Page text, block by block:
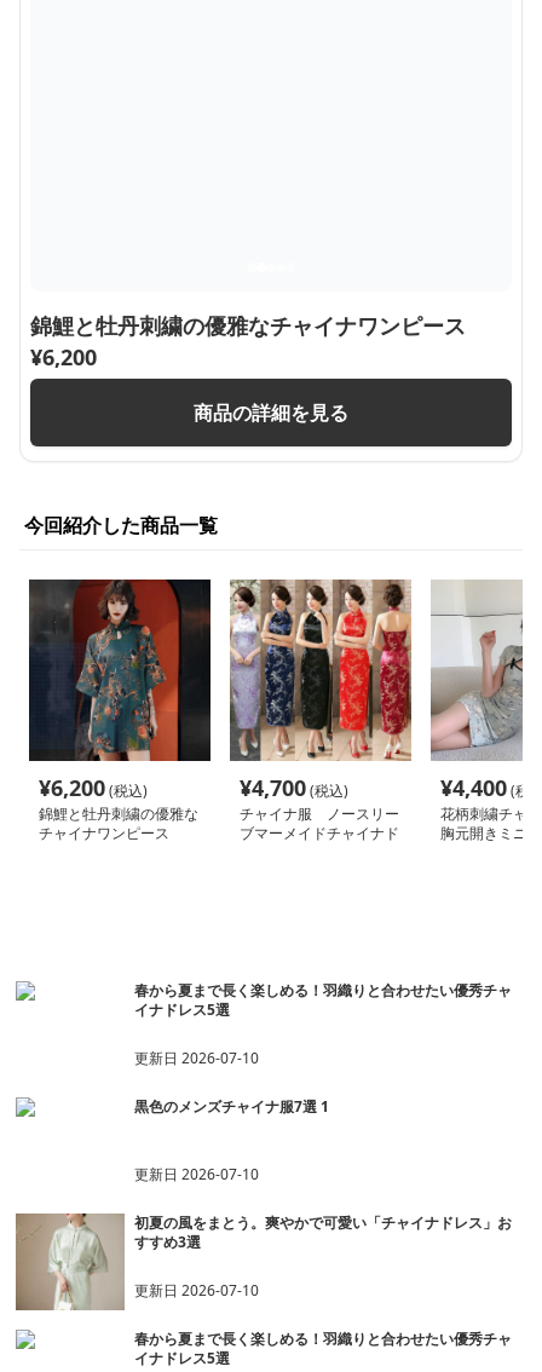
錦鯉と牡丹刺繍の優雅なチャイナワンピース
¥6,200
商品の詳細を見る
今回紹介した商品一覧
¥6,200(税込)
錦鯉と牡丹刺繍の優雅な
チャイナワンピース
¥4,700(税込)
チャイナ服 ノースリー
ブマーメイドチャイナド
¥4,400(税
花柄刺繍チャ
胸元開きミニ
春から夏まで長く楽しめる！羽織りと合わせたい優秀チャ
イナドレス5選
更新日2026-07-10
黒色のメンズチャイナ服7選 1
更新日2026-07-10
初夏の風をまとう。爽やかで可愛い「チャイナドレス」お
すすめ3選
更新日2026-07-10
春から夏まで長く楽しめる！羽織りと合わせたい優秀チャ
イナドレス5選